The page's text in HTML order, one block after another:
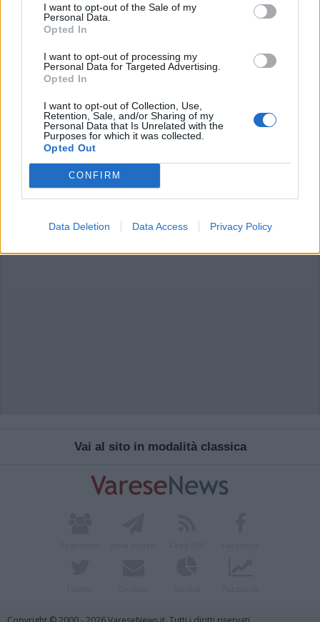
I want to opt-out of the Sale of my
Personal Data.
Opted In
I want to opt-out of processing my
Personal Data for Targeted Advertising.
Opted In
I want to opt-out of Collection, Use,
Retention, Sale, and/or Sharing of my
Personal Data that Is Unrelated with the
Purposes for which it was collected.
Opted Out
CONFIRM
Data Deletion Data Access Privacy Policy
Commenti
articolo.
L'email è richiesta ma non verrà mostrata ai visitatori. Il contenuto di questo
commento esprime il pensiero dell'autore e non rappresenta la linea editoriale
di VareseNews.it, che rimane autonoma e indipendente. I messaggi inclusi nei
commenti non sono testi giornalistici, ma post inviati dai singoli lettori che
possono essere automaticamente pubblicati senza filtro preventivo. I commenti
che includano uno o più link a siti esterni verranno rimossi in automatico dal
Vai al sito in modalità classica